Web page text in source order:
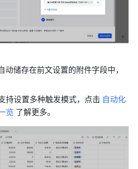
动储存在前文设置的附件字段中，
持设置多种触发模式，点击 自动化
览 了解更多。